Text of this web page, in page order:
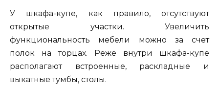
У шкафа-купе, как правило, отсутствуют
открытые участки. Увеличить
функциональность мебели можно за счет
полок на торцах. Реже внутри шкафа-купе
располагают встроенные, раскладные и
выкатные тумбы, столы.